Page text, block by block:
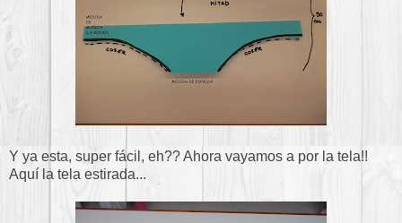
Y ya esta, super fácil, eh?? Ahora vayamos a por la tela!!
Aquí la tela estirada...